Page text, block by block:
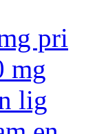
pri
mg
lig